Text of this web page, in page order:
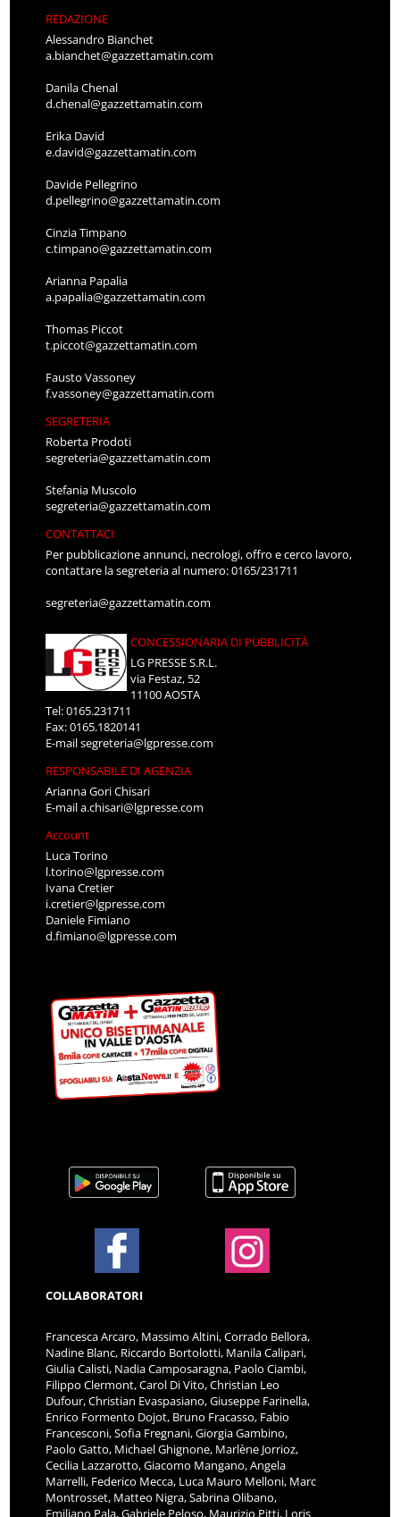
REDAZIONE
Alessandro Bianchet
a.bianchet@gazzettamatin.com
Danila Chenal
d.chenal@gazzettamatin.com
Erika David
e.david@gazzettamatin.com
Davide Pellegrino
d.pellegrino@gazzettamatin.com
Cinzia Timpano
c.timpano@gazzettamatin.com
Arianna Papalia
a.papalia@gazzettamatin.com
Thomas Piccot
t.piccot@gazzettamatin.com
Fausto Vassoney
f.vassoney@gazzettamatin.com
SEGRETERIA
Roberta Prodoti
segreteria@gazzettamatin.com
Stefania Muscolo
segreteria@gazzettamatin.com
CONTATTACI
Per pubblicazione annunci, necrologi, offro e cerco lavoro,
contattare la segreteria al numero: 0165/231711
segreteria@gazzettamatin.com
CONCESSIONARIA DI PUBBLICITÀ
LG PRESSE S.R.L.
via Festaz, 52
11100 AOSTA
Tel: 0165.231711
Fax: 0165.1820141
E-mailsegreteria@lgpresse.com
RESPONSABILE DI AGENZIA
Arianna Gori Chisari
E-maila.chisari@lgpresse.com
Account
Luca Torino
l.torino@lgpresse.com
Ivana Cretier
i.cretier@lgpresse.com
Daniele Fimiano
d.fimiano@lgpresse.com
COLLABORATORI
Francesca Arcaro, Massimo Altini, Corrado Bellora,
Nadine Blanc, Riccardo Bortolotti, Manila Calipari,
Giulia Calisti, Nadia Camposaragna, Paolo Ciambi,
Filippo Clermont, Carol Di Vito, Christian Leo
Dufour, Christian Evaspasiano, Giuseppe Farinella,
Enrico Formento Dojot, Bruno Fracasso, Fabio
Francesconi, Sofia Fregnani, Giorgia Gambino,
Paolo Gatto, Michael Ghignone, Marlène Jorrioz,
Cecilia Lazzarotto, Giacomo Mangano, Angela
Marrelli, Federico Mecca, Luca Mauro Melloni, Marc
Montrosset, Matteo Nigra, Sabrina Olibano,
Emiliano Pala, Gabriele Peloso, Maurizio Pitti, Loris